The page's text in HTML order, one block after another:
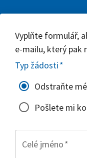
Vyplňte formulář,
e-mailu, který pak
Typ žádosti*
Odstraňte
Pošlete mi
Celé jméno*